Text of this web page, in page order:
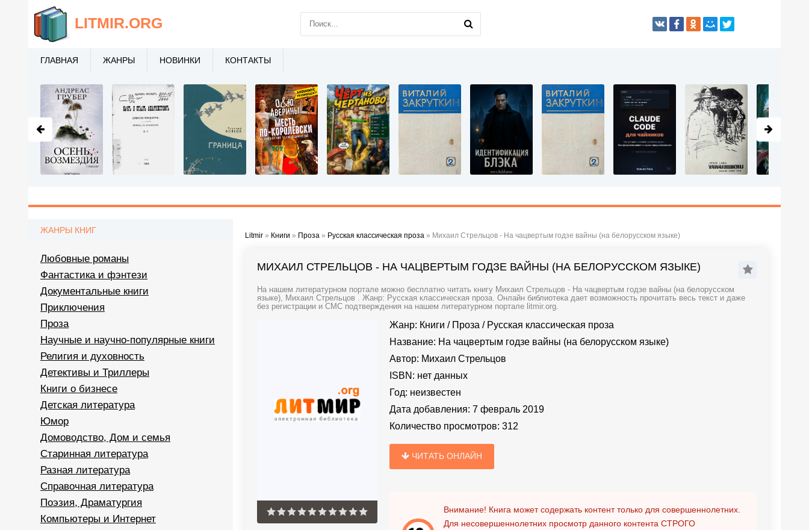
Litmir » Книги » Проза » Русская классическая проза » Михаил Стрельцов - На чацвертым годзе вайны (на белорусском языке)
МИХАИЛ СТРЕЛЬЦОВ - НА ЧАЦВЕРТЫМ ГОДЗЕ ВАЙНЫ (НА БЕЛОРУССКОМ ЯЗЫКЕ)
На нашем литературном портале можно бесплатно читать книгу Михаил Стрельцов - На чацвертым годзе вайны (на белорусском
языке), Михаил Стрельцов . Жанр: Русская классическая проза. Онлайн библиотека дает возможность прочитать весь текст и даже
без регистрации и СМС подтверждения на нашем литературном портале litmir.org.
Жанр: Книги / Проза / Русская классическая проза
Название: На чацвертым годзе вайны (на белорусском языке)
Автор: Михаил Стрельцов
ISBN: нет данных
Год: неизвестен
Дата добавления: 7 февраль 2019
Количество просмотров: 312
ЧИТАТЬ ОНЛАЙН
Внимание! Книга может содержать контент только для совершеннолетних.
Для несовершеннолетних просмотр данного контента СТРОГО
ЖАНРЫ КНИГ
Любовные романы
Фантастика и фэнтези
Документальные книги
Приключения
Проза
Научные и научно-популярные книги
Религия и духовность
Детективы и Триллеры
Книги о бизнесе
Детская литература
Юмор
Домоводство, Дом и семья
Старинная литература
Разная литература
Справочная литература
Поэзия, Драматургия
Компьютеры и Интернет
LITMIR.ORG
ГЛАВНАЯ ЖАНРЫ НОВИНКИ КОНТАКТЫ